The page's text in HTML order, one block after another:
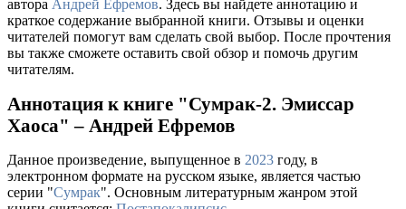
автора Андрей Ефремов. Здесь вы найдете аннотацию и
краткое содержание выбранной книги. Отзывы и оценки
читателей помогут вам сделать свой выбор. После прочтения
вы также сможете оставить свой обзор и помочь другим
читателям.
Аннотация к книге "Сумрак-2. Эмиссар
Хаоса" – Андрей Ефремов
Данное произведение, выпущенное в 2023 году, в
электронном формате на русском языке, является частью
серии "Сумрак". Основным литературным жанром этой